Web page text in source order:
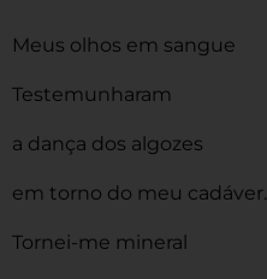
Meus olhos em sangue
Testemunharam
a dança dos algozes
em torno do meu cadáver.
Tornei-me mineral